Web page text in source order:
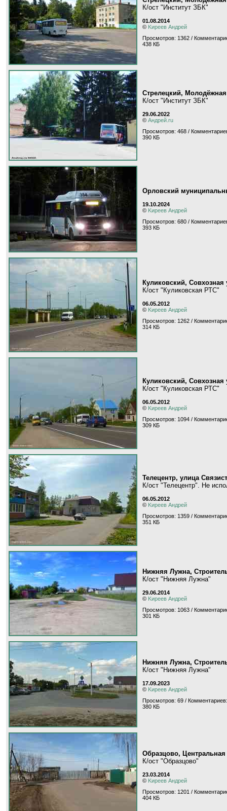
К/ост "Институт ЗБК"
01.08.2014
© Kиpeeв Aндpeй
Просмотров: 1362 /
438 КБ
Стрелецкий,
К/ост "Институт ЗБК"
29.06.2022
© Андрей.ru
Просмотров: 468 /
390 КБ
Орловский
19.10.2024
© Kиpeeв Aндpeй
Просмотров: 680 /
393 КБ
Куликовский, Совхозная
К/ост "Куликовская РТС"
06.05.2012
© Kиpeeв Aндpeй
Просмотров: 1262 /
314 КБ
Куликовский, Совхозная
К/ост "Куликовская РТС"
06.05.2012
© Kиpeeв Aндpeй
Просмотров: 1094 /
309 КБ
Телецентр, улица
К/ост "Телецентр". Не
06.05.2012
© Kиpeeв Aндpeй
Просмотров: 1359 /
351 КБ
Нижняя Лужна,
К/ост "Нижняя Лужна"
29.06.2014
© Kиpeeв Aндpeй
Просмотров: 1063 /
301 КБ
Нижняя Лужна,
К/ост "Нижняя Лужна"
17.09.2023
© Kиpeeв Aндpeй
Просмотров: 69 /
380 КБ
Образцово, Центральная
К/ост "Образцово"
23.03.2014
© Kиpeeв Aндpeй
Просмотров: 1201 /
404 КБ